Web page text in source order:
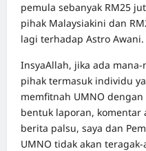
pemula sebanyak RM25
pihak Malaysiakini dan
lagi terhadap Astro Awani.
InsyaAllah, jika ada mana-
pihak termasuk individu
memfitnah UMNO dengan
bentuk laporan, komentar
berita palsu, saya dan
UMNO tidak akan teragak-